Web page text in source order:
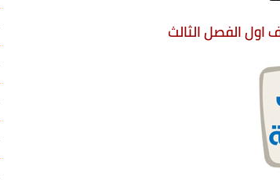
اول الفصل الثالث